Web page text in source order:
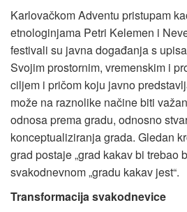
Karlovačkom Adventu pristupam
etnologinjama Petri Kelemen i
festivali su javna događanja s
Svojim prostornim, vremenskim i
ciljem i pričom koju javno
može na raznolike načine biti
odnosa prema gradu, odnosno
konceptualiziranja grada. Gledan
grad postaje „grad kakav bi trebao
svakodnevnom „gradu kakav jest“.
Transformacija svakodnevice